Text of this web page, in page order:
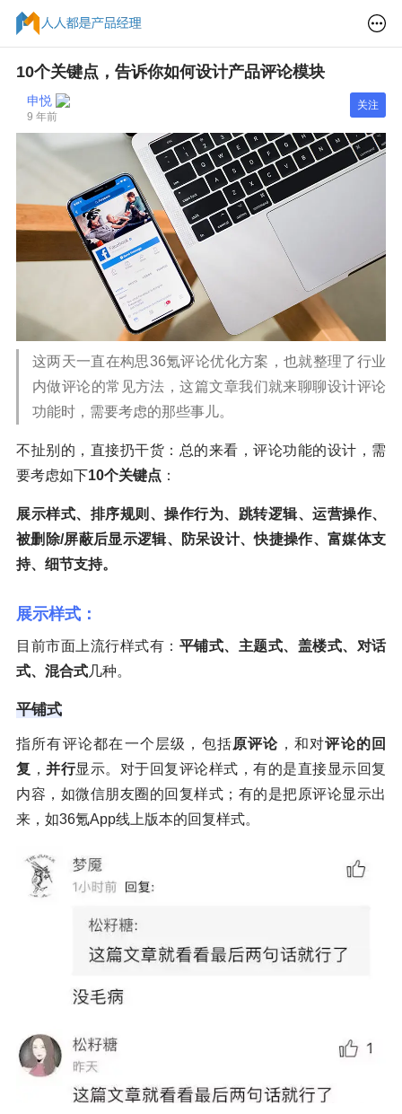
10个关键点，告诉你如何设计产品评论模块
申悦
9 年前
关注
这两天一直在构思36氪评论优化方案，也就整理了行业
内做评论的常见方法，这篇文章我们就来聊聊设计评论
功能时，需要考虑的那些事儿。
不扯别的，直接扔干货：总的来看，评论功能的设计，需
要考虑如下10个关键点 ：
展示样式、排序规则、操作行为、跳转逻辑、运营操作、
被删除/屏蔽后显示逻辑、防呆设计、快捷操作、富媒体支
持、细节支持。
展示样式：
目前市面上流行样式有： 平铺式、主题式、盖楼式、对话
式、混合式几种。
平铺式
指所有评论都在一个层级，包括原评论 ，和对评论的回
复 ， 并行显示。对于回复评论样式，有的是直接显示回复
内容，如微信朋友圈的回复样式；有的是把原评论显示出
来，如36氪App线上版本的回复样式。